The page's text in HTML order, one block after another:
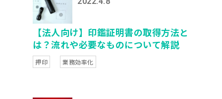
【法人向け】印鑑証明書の取得方法と
は？流れや必要なものについて解説
押印 業務効率化